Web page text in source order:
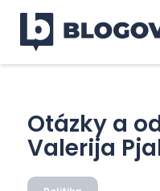
Otázky a
Valerija